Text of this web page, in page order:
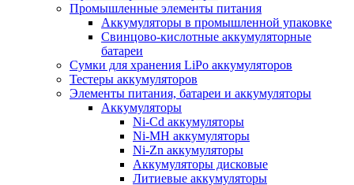
Промышленные элементы питания
Аккумуляторы в промышленной упаковке
Свинцово-кислотные аккумуляторные
батареи
Сумки для хранения LiPo аккумуляторов
Тестеры аккумуляторов
Элементы питания, батареи и аккумуляторы
Аккумуляторы
Ni-Cd аккумуляторы
Ni-MH аккумуляторы
Ni-Zn аккумуляторы
Аккумуляторы дисковые
Литиевые аккумуляторы